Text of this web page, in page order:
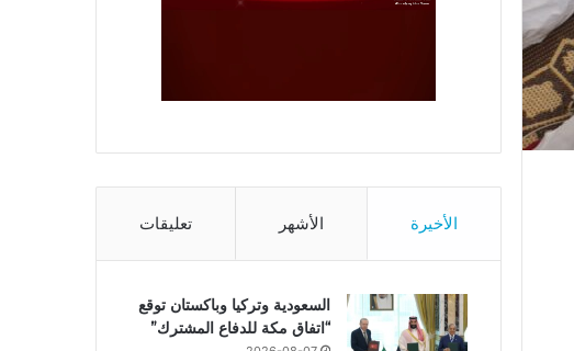
الأخيرة الأشهر تعليقات
السعودية وتركيا وباكستان توقع
“اتفاق مكة للدفاع المشترك”